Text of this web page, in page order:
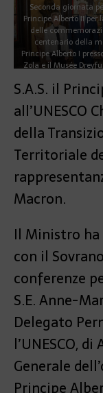
Seconda giornata
Principe Alberto II per
delle
centenario della
Principe Alberto I
Zola e il Musée
S.A.S. il
all’UNESCO
della
Territoriale
Macron.
Il Ministro
con il
conferenze
S.E. Anne-
Delegato
l’UNESCO,
Generale
Principe